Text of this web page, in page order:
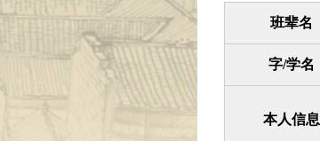
班辈名
字/学名
本人信息